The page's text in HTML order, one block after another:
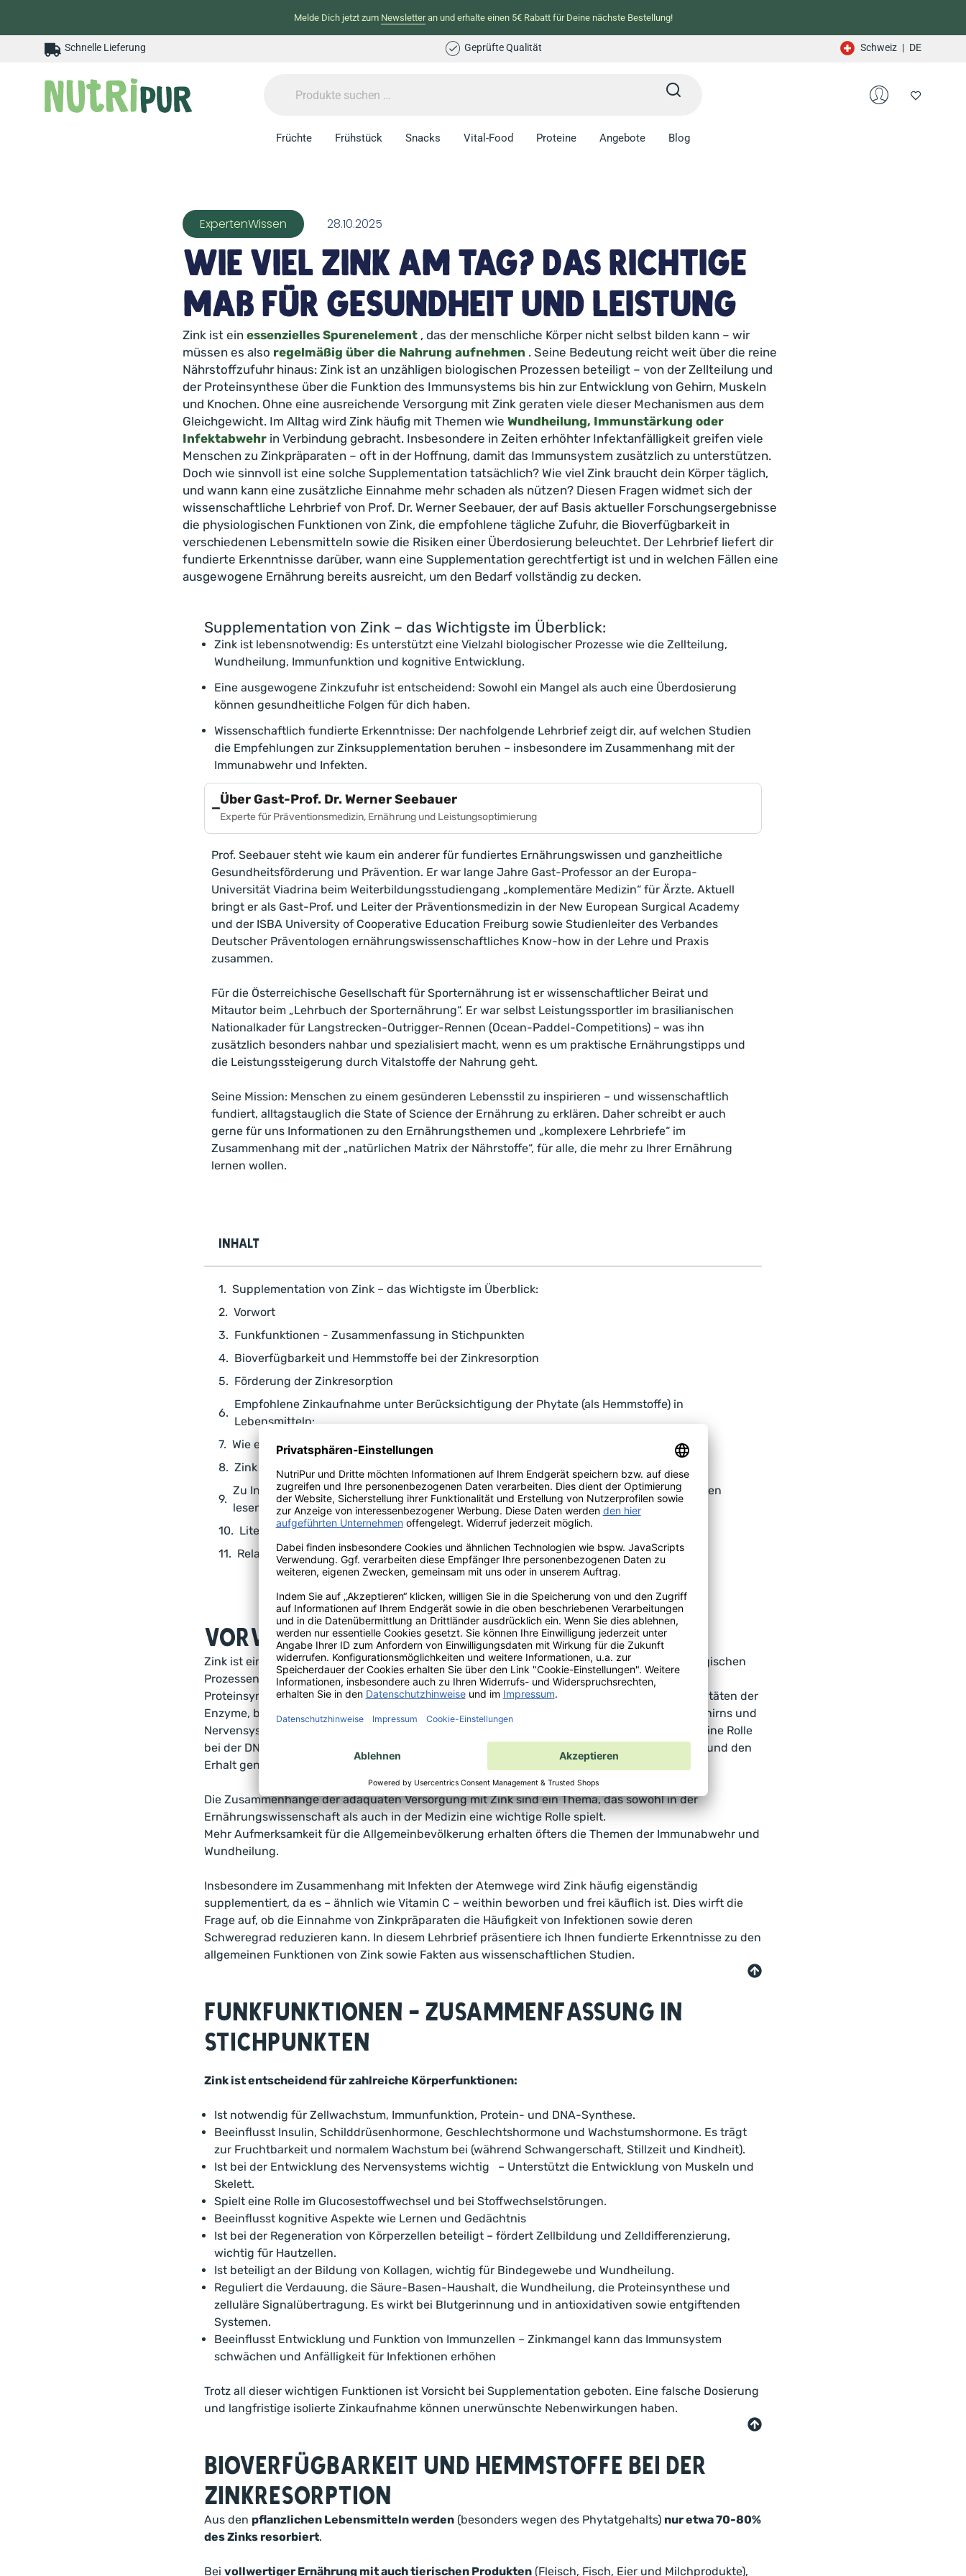
Melde Dich jetzt zum Newsletteran und erhalte einen 5€ Rabatt für Deine nächste Bestellung!
Schnelle Lieferung Geprüfte Qualität Schweiz | DE
Früchte Frühstück Snacks Vital-Food Proteine Angebote Blog
ExpertenWissen 28.10.2025
Wie viel Zink am Tag? Das richtige
Maß für Gesundheit und Leistung
Zink ist ein essenzielles Spurenelement , das der menschliche Körper nicht selbst bilden kann – wir
müssen es also regelmäßig über die Nahrung aufnehmen . Seine Bedeutung reicht weit über die reine
Nährstoffzufuhr hinaus: Zink ist an unzähligen biologischen Prozessen beteiligt – von der Zellteilung und
der Proteinsynthese über die Funktion des Immunsystems bis hin zur Entwicklung von Gehirn, Muskeln
und Knochen. Ohne eine ausreichende Versorgung mit Zink geraten viele dieser Mechanismen aus dem
Gleichgewicht. Im Alltag wird Zink häufig mit Themen wie Wundheilung, Immunstärkung oder
Infektabwehr in Verbindung gebracht. Insbesondere in Zeiten erhöhter Infektanfälligkeit greifen viele
Menschen zu Zinkpräparaten – oft in der Hoffnung, damit das Immunsystem zusätzlich zu unterstützen.
Doch wie sinnvoll ist eine solche Supplementation tatsächlich? Wie viel Zink braucht dein Körper täglich,
und wann kann eine zusätzliche Einnahme mehr schaden als nützen? Diesen Fragen widmet sich der
wissenschaftliche Lehrbrief von Prof. Dr. Werner Seebauer, der auf Basis aktueller Forschungsergebnisse
die physiologischen Funktionen von Zink, die empfohlene tägliche Zufuhr, die Bioverfügbarkeit in
verschiedenen Lebensmitteln sowie die Risiken einer Überdosierung beleuchtet. Der Lehrbrief liefert dir
fundierte Erkenntnisse darüber, wann eine Supplementation gerechtfertigt ist und in welchen Fällen eine
ausgewogene Ernährung bereits ausreicht, um den Bedarf vollständig zu decken.
Supplementation von Zink – das Wichtigste im Überblick:
Zink ist lebensnotwendig: Es unterstützt eine Vielzahl biologischer Prozesse wie die Zellteilung,
Wundheilung, Immunfunktion und kognitive Entwicklung.
Eine ausgewogene Zinkzufuhr ist entscheidend: Sowohl ein Mangel als auch eine Überdosierung
können gesundheitliche Folgen für dich haben.
Wissenschaftlich fundierte Erkenntnisse: Der nachfolgende Lehrbrief zeigt dir, auf welchen Studien
die Empfehlungen zur Zinksupplementation beruhen – insbesondere im Zusammenhang mit der
Immunabwehr und Infekten.
Über Gast-Prof. Dr. Werner Seebauer
Experte für Präventionsmedizin, Ernährung und Leistungsoptimierung
Prof. Seebauer steht wie kaum ein anderer für fundiertes Ernährungswissen und ganzheitliche
Gesundheitsförderung und Prävention. Er war lange Jahre Gast-Professor an der Europa-
Universität Viadrina beim Weiterbildungsstudiengang „komplementäre Medizin“ für Ärzte. Aktuell
bringt er als Gast-Prof. und Leiter der Präventionsmedizin in der New European Surgical Academy
und der ISBA University of Cooperative Education Freiburg sowie Studienleiter des Verbandes
Deutscher Präventologen ernährungswissenschaftliches Know-how in der Lehre und Praxis
zusammen.
Für die Österreichische Gesellschaft für Sporternährung ist er wissenschaftlicher Beirat und
Mitautor beim „Lehrbuch der Sporternährung“. Er war selbst Leistungssportler im brasilianischen
Nationalkader für Langstrecken-Outrigger-Rennen (Ocean-Paddel-Competitions) – was ihn
zusätzlich besonders nahbar und spezialisiert macht, wenn es um praktische Ernährungstipps und
die Leistungssteigerung durch Vitalstoffe der Nahrung geht.
Seine Mission: Menschen zu einem gesünderen Lebensstil zu inspirieren – und wissenschaftlich
fundiert, alltagstauglich die State of Science der Ernährung zu erklären. Daher schreibt er auch
gerne für uns Informationen zu den Ernährungsthemen und „komplexere Lehrbriefe“ im
Zusammenhang mit der „natürlichen Matrix der Nährstoffe“, für alle, die mehr zu Ihrer Ernährung
lernen wollen.
Inhalt
Supplementation von Zink – das Wichtigste im Überblick:
Vorwort
Funkfunktionen - Zusammenfassung in Stichpunkten
Bioverfügbarkeit und Hemmstoffe bei der Zinkresorption
Förderung der Zinkresorption
Empfohlene Zinkaufnahme unter Berücksichtigung der Phytate (als Hemmstoffe) in
Lebensmitteln:
Wie erreichen Sie die höhere Zinkdosis, sogar wenn Sie sich nur vegan ernähren?!
Zink Überdosierung
Zu Indikationen für eine Zink-Supplementation, Vorsichtsmaßnahmen und Präparatformen
lesen Sie den Hauptlehrbrief
Literatur
Related Posts
Vorwort
Zink ist ein essentielles Spurenelement, das wir zuführen müssen. Es ist an zahlreichen biologischen
Prozessen beteiligt, beispielsweise bei Funktionen der Gene (beim Zellstoffwechsel, wie der
Proteinsynthese und der Zellteilung, etc.), bei Funktionen der Immunabwehr und vielen Aktivitäten der
Enzyme, bei Wachstumsprozessen z. B. der Muskel und Knochen, bei der Entwicklung des Gehirns und
Nervensystems und somit kognitiven Fähigkeiten, und vielem mehr. Bei den Genen spielt es eine Rolle
bei der DNA-Replikation, also Verdopplung des genetischen Materials, was für die Zellteilung und den
Erhalt genetischer Informationen bei allen Lebewesen essentiell ist.
Die Zusammenhänge der adäquaten Versorgung mit Zink sind ein Thema, das sowohl in der
Ernährungswissenschaft als auch in der Medizin eine wichtige Rolle spielt.
Mehr Aufmerksamkeit für die Allgemeinbevölkerung erhalten öfters die Themen der Immunabwehr und
Wundheilung.
Insbesondere im Zusammenhang mit Infekten der Atemwege wird Zink häufig eigenständig
supplementiert, da es – ähnlich wie Vitamin C – weithin beworben und frei käuflich ist. Dies wirft die
Frage auf, ob die Einnahme von Zinkpräparaten die Häufigkeit von Infektionen sowie deren
Schweregrad reduzieren kann. In diesem Lehrbrief präsentiere ich Ihnen fundierte Erkenntnisse zu den
allgemeinen Funktionen von Zink sowie Fakten aus wissenschaftlichen Studien.
Funkfunktionen - Zusammenfassung in
Stichpunkten
Zink ist entscheidend für zahlreiche Körperfunktionen:
Ist notwendig für Zellwachstum, Immunfunktion, Protein- und DNA-Synthese.
Beeinflusst Insulin, Schilddrüsenhormone, Geschlechtshormone und Wachstumshormone. Es trägt
zur Fruchtbarkeit und normalem Wachstum bei (während Schwangerschaft, Stillzeit und Kindheit).
Ist bei der Entwicklung des Nervensystems wichtig – Unterstützt die Entwicklung von Muskeln und
Skelett.
Spielt eine Rolle im Glucosestoffwechsel und bei Stoffwechselstörungen.
Beeinflusst kognitive Aspekte wie Lernen und Gedächtnis
Ist bei der Regeneration von Körperzellen beteiligt – fördert Zellbildung und Zelldifferenzierung,
wichtig für Hautzellen.
Ist beteiligt an der Bildung von Kollagen, wichtig für Bindegewebe und Wundheilung.
Reguliert die Verdauung, die Säure-Basen-Haushalt, die Wundheilung, die Proteinsynthese und
zelluläre Signalübertragung. Es wirkt bei Blutgerinnung und in antioxidativen sowie entgiftenden
Systemen.
Beeinflusst Entwicklung und Funktion von Immunzellen – Zinkmangel kann das Immunsystem
schwächen und Anfälligkeit für Infektionen erhöhen
Trotz all dieser wichtigen Funktionen ist Vorsicht bei Supplementation geboten. Eine falsche Dosierung
und langfristige isolierte Zinkaufnahme können unerwünschte Nebenwirkungen haben.
Bioverfügbarkeit und Hemmstoffe bei der
Zinkresorption
Aus den pflanzlichen Lebensmitteln werden (besonders wegen des Phytatgehalts) nur etwa 70-80%
des Zinks resorbiert.
Bei vollwertiger Ernährung mit auch tierischen Produkten (Fleisch, Fisch, Eier und Milchprodukte),